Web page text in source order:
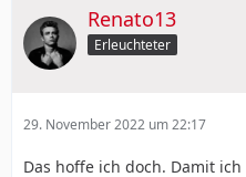
Renato13
Erleuchteter
29. November 2022 um 22:17
Das hoffe ich doch. Damit